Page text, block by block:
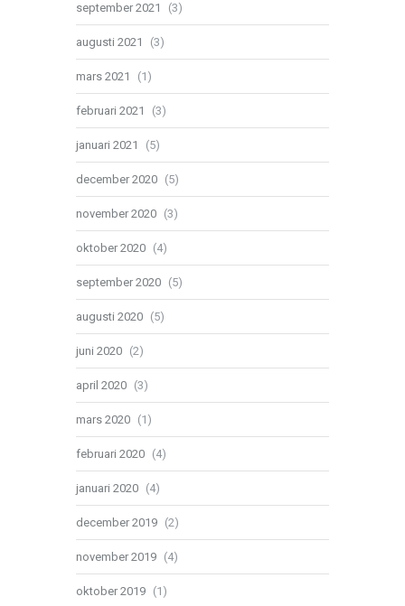
september 2021 (3)
augusti 2021 (3)
mars 2021 (1)
februari 2021 (3)
januari 2021 (5)
december 2020 (5)
november 2020 (3)
oktober 2020 (4)
september 2020 (5)
augusti 2020 (5)
juni 2020 (2)
april 2020 (3)
mars 2020 (1)
februari 2020 (4)
januari 2020 (4)
december 2019 (2)
november 2019 (4)
oktober 2019 (1)